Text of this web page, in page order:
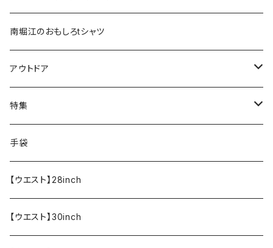
長袖
ソックス
Tシャツ・カットソー
アウター
南堀江のおもしろtシャツ
アウトドア
寝具・寝袋・ブランケット
食器・調理器具
エプロン
特集
メール便送料無料★オリジナルT
半袖Tシャツ
OUTLET!!!!!
手袋
【ウエスト】28inch
【ウエスト】30inch